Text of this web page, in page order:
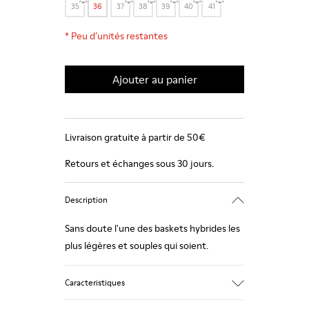
35 36 37 38 39 40 41
* Peu d’unités restantes
Ajouter au panier
Livraison gratuite à partir de 50€
Retours et échanges sous 30 jours.
Description
Sans doute l'une des baskets hybrides les
plus légères et souples qui soient.
Caracteristiques